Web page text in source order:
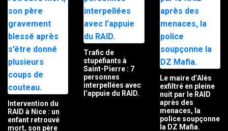
Intervention du
RAID à Nice : un
enfant retrouvé
mort, son père
Trafic de
stupéfiants à
Saint-Pierre : 7
personnes
interpellées avec
l’appuie du RAID.
Le maire d’Alès
exfiltré en pleine
nuit par le RAID
après des
menaces, la
police soupçonne
la DZ Mafia.